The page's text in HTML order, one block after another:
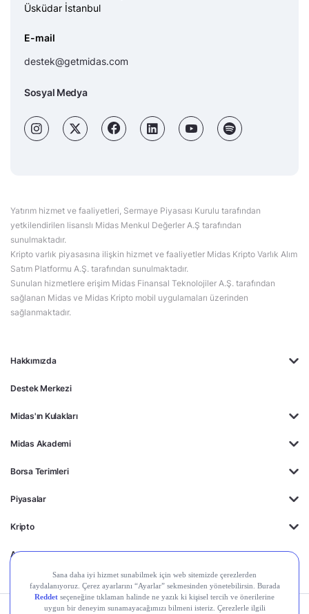
Hakkımızda
Destek Merkezi
Midas'ın Kulakları
Midas Akademi
Borsa Terimleri
Piyasalar
Kripto
Ayrıcalıklar
Üsküdar İstanbul
E-mail
destek@getmidas.com
Sosyal Medya
Yatırım hizmet ve faaliyetleri, Sermaye Piyasası Kurulu tarafından
yetkilendirilen lisanslı Midas Menkul Değerler A.Ş tarafından
sunulmaktadır.
Kripto varlık piyasasına ilişkin hizmet ve faaliyetler Midas Kripto Varlık Alım
Satım Platformu A.Ş. tarafından sunulmaktadır.
Sunulan hizmetlere erişim Midas Finansal Teknolojiler A.Ş. tarafından
sağlanan Midas ve Midas Kripto mobil uygulamaları üzerinden
sağlanmaktadır.